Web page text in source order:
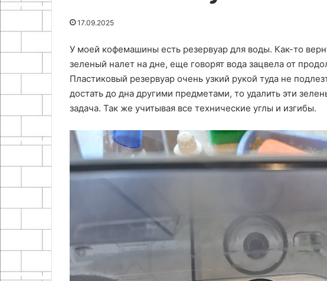
17.09.2025
У моей кофемашины есть резервуар для воды. Как-то
зеленый налет на дне, еще говорят вода зацвела от
Пластиковый резервуар очень узкий рукой туда не
достать до дна другими предметами, то удалить эти
задача. Так же учитывая все технические углы и изгибы.
Гидрофобизатор
светильник